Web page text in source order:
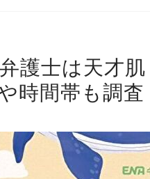
護士は天才
時間帯も調査